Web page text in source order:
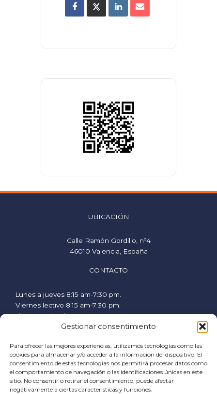
Gestionar consentimiento
Para ofrecer las mejores experiencias, utilizamos tecnologías como las
cookies para almacenar y/o acceder a la información del dispositivo. El
consentimiento de estas tecnologías nos permitirá procesar datos como
el comportamiento de navegación o las identificaciones únicas en este
sitio. No consentir o retirar el consentimiento, puede afectar
negativamente a ciertas características y funciones.
UBICACIÓN
Calle Ramón Gordillo, nº4
46010 Valencia, España
CONTACTO
Lunes a jueves 8:15 am-7:30 pm.
Viernes lectivo 8:15 am-7:30 pm.
Viernes no lectivo 9 am-2:00 pm.
hispanicstudies@uvavalencia.org
SÍGUENOS
F
I
Y